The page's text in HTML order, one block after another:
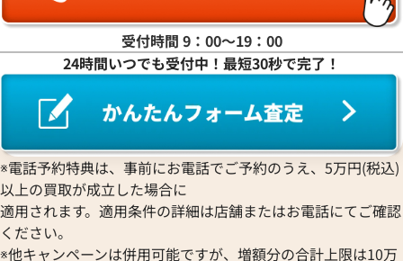
受付時間 9：00〜19：00
24時間いつでも受付中！最短30秒で完了！
※電話予約特典は、事前にお電話でご予約のうえ、5万円(税込)
以上の買取が成立した場合に
適用されます。適用条件の詳細は店舗またはお電話にてご確認
ください。
※他キャンペーンは併用可能ですが、増額分の合計上限は10万